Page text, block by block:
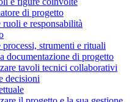
di progetto
e responsabilità
strumenti e rituali
documentazione di progetto
tavoli tecnici collaborativi
decisioni